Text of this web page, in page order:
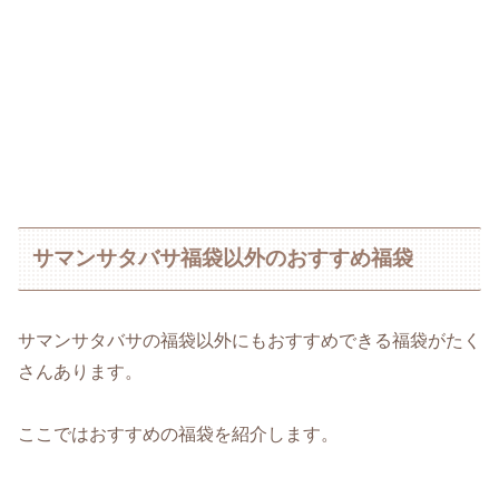
サマンサタバサ福袋以外のおすすめ福袋
サマンサタバサの福袋以外にもおすすめできる福袋がたく
さんあります。
ここではおすすめの福袋を紹介します。